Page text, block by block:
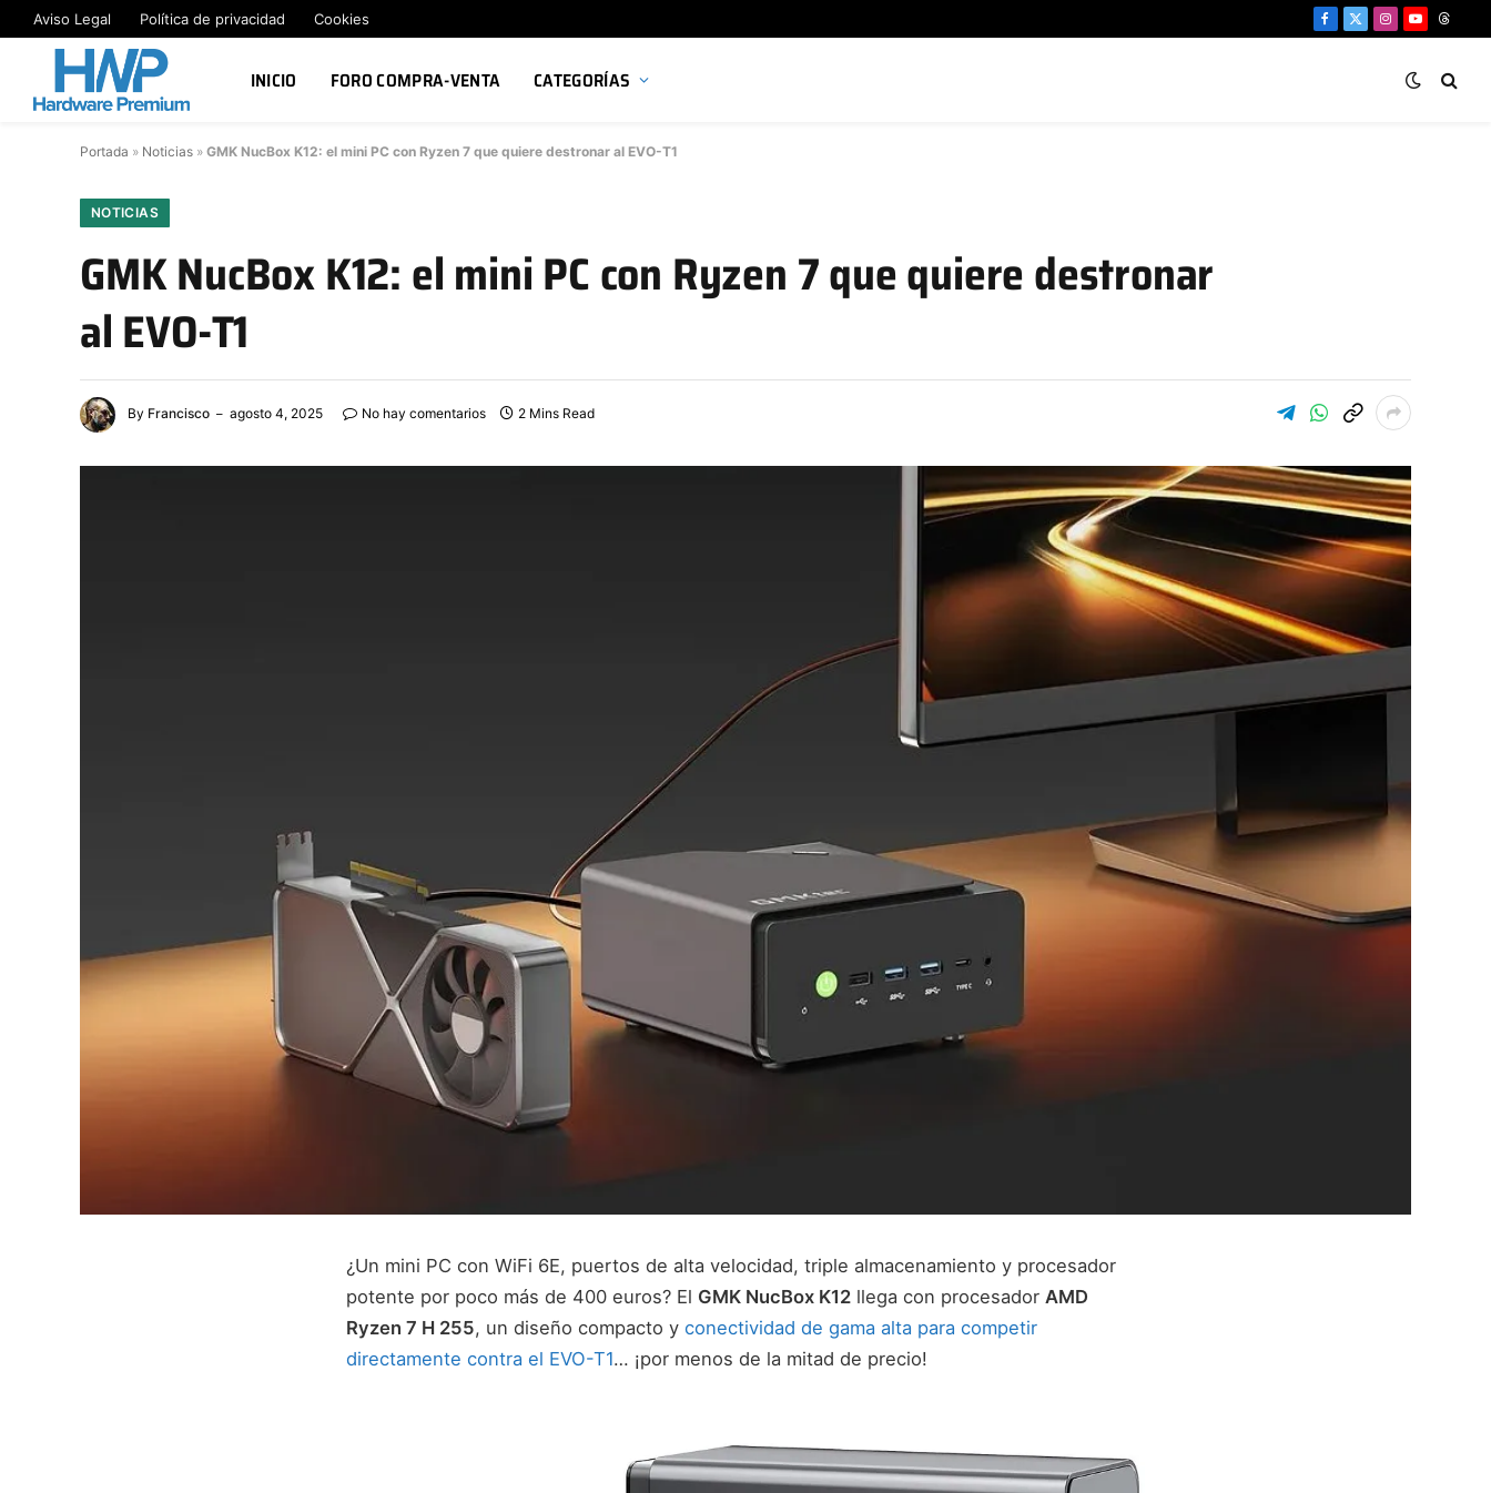
Aviso Legal Política de privacidad Cookies
Facebook
X
Instagram
YouTube
INICIO FORO COMPRA-VENTA CATEGORÍAS
Portada » Noticias » GMK NucBox K12: el mini PC con Ryzen 7 que quiere destronar al EVO-T1
NOTICIAS
GMK NucBox K12: el mini PC con Ryzen 7 que quiere destronar
al EVO-T1
By Francisco agosto 4, 2025 No hay comentarios 2 Mins Read
¿Un mini PC con WiFi 6E, puertos de alta velocidad, triple almacenamiento y procesador
potente por poco más de 400 euros? El GMK NucBox K12 llega con procesador AMD
Ryzen 7 H 255, un diseño compacto y conectividad de gama alta para competir
directamente contra el EVO-T1… ¡por menos de la mitad de precio!